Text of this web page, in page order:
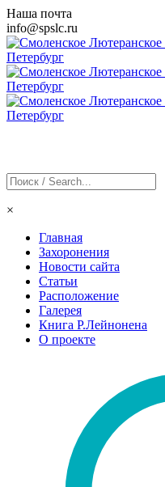
Наша почта
info@spslc.ru
×
Главная
Захоронения
Новости сайта
Статьи
Расположение
Галерея
Книга Р.Лейнонена
О проекте